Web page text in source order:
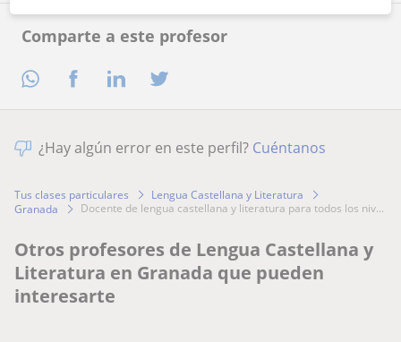
Comparte a este profesor
¿Hay algún error en este perfil? Cuéntanos
Tus clases particulares
Lengua Castellana y Literatura
Granada
docente de lengua castellana y literatura para todos los niv...
Otros profesores de Lengua Castellana y
Literatura en Granada que pueden
interesarte